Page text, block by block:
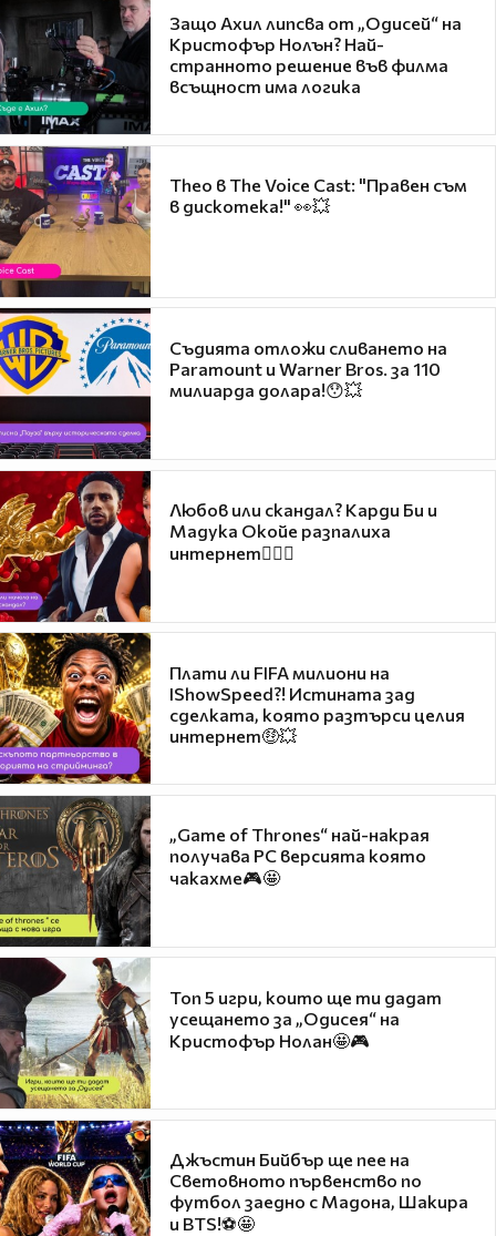
Защо Ахил липсва от „Одисей“ на
Кристофър Нолън? Най-
странното решение във филма
всъщност има логика
Theo в The Voice Cast: "Правен съм
в дискотека!" 👀💥
Съдията отложи сливането на
Paramount и Warner Bros. за 110
милиарда долара!😯💥
Любов или скандал? Карди Би и
Мадука Окойе разпалиха
интернет❤️‍🔥🔥
Плати ли FIFA милиони на
IShowSpeed?! Истината зад
сделката, която разтърси целия
интернет🤑💥
„Game of Thrones“ най-накрая
получава PC версията която
чакахме🎮🤩
Топ 5 игри, които ще ти дадат
усещането за „Одисея“ на
Кристофър Нолан🤩🎮
Джъстин Бийбър ще пее на
Световното първенство по
футбол заедно с Мадона, Шакира
и BTS!⚽🤩